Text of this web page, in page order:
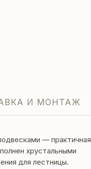
И МОНТАЖ
— практичная
хрустальными
для лестницы.